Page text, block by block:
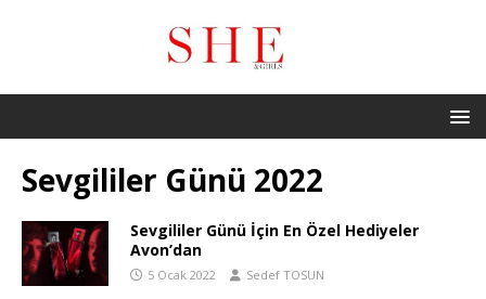
Sevgililer Günü 2022
Sevgililer Günü İçin En Özel Hediyeler
Avon’dan
5 Ocak 2022 Sedef TOSUN